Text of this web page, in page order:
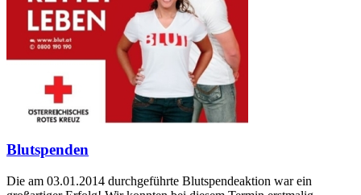
Blutspenden
Die am 03.01.2014 durchgeführte Blutspendeaktion war ein